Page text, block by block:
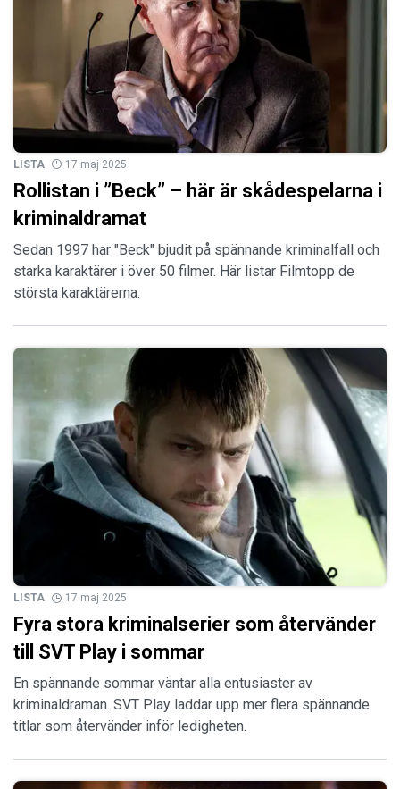
LISTA 17 maj 2025
Rollistan i ”Beck” – här är skådespelarna i
kriminaldramat
Sedan 1997 har "Beck" bjudit på spännande kriminalfall och
starka karaktärer i över 50 filmer. Här listar Filmtopp de
största karaktärerna.
LISTA 17 maj 2025
Fyra stora kriminalserier som återvänder
till SVT Play i sommar
En spännande sommar väntar alla entusiaster av
kriminaldraman. SVT Play laddar upp mer flera spännande
titlar som återvänder inför ledigheten.